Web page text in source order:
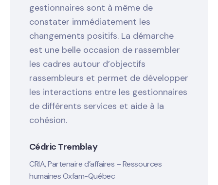
gestionnaires sont à même de
constater immédiatement les
changements positifs. La démarche
est une belle occasion de rassembler
les cadres autour d’objectifs
rassembleurs et permet de développer
les interactions entre les gestionnaires
de différents services et aide à la
cohésion.
Cédric Tremblay
CRIA, Partenaire d’affaires – Ressources
humaines Oxfam-Québec